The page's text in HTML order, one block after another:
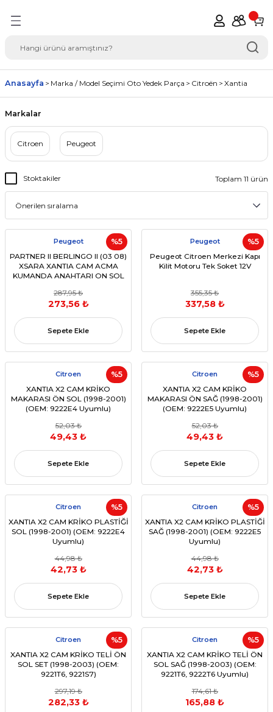
Seçimi Oto Yedek
Anasayfa Marka / Model Seçimi Oto Yedek Parça Citroën Xantia
Markalar
Citroen Peugeot
Stoktakiler Toplam 11 ürün
%5
Peugeot
PARTNER II BERLINGO II (03 08)
XSARA XANTIA CAM ACMA
KUMANDA ANAHTARI ON SOL
287,95 ₺
273,56 ₺
Sepete Ekle
%5
Peugeot
Peugeot Citroen Merkezi Kapı
Kilit Motoru Tek Soket 12V
355,35 ₺
337,58 ₺
Sepete Ekle
%5
Citroen
XANTIA X2 CAM KRİKO
MAKARASI ÖN SOL (1998-2001)
(OEM: 9222E4 Uyumlu)
52,03 ₺
49,43 ₺
Sepete Ekle
%5
Citroen
XANTIA X2 CAM KRİKO
MAKARASI ÖN SAĞ (1998-2001)
(OEM: 9222E5 Uyumlu)
52,03 ₺
49,43 ₺
Sepete Ekle
%5
Citroen
XANTIA X2 CAM KRİKO PLASTİĞİ
SOL (1998-2001) (OEM: 9222E4
Uyumlu)
44,98 ₺
42,73 ₺
Sepete Ekle
%5
Citroen
XANTIA X2 CAM KRİKO PLASTİĞİ
SAĞ (1998-2001) (OEM: 9222E5
Uyumlu)
44,98 ₺
42,73 ₺
Sepete Ekle
%5
Citroen
XANTIA X2 CAM KRİKO TELİ ÖN
SOL SET (1998-2003) (OEM:
9221T6, 9221S7)
297,19 ₺
282,33 ₺
%5
Citroen
XANTIA X2 CAM KRİKO TELİ ÖN
SOL SAĞ (1998-2003) (OEM:
9221T6, 9222T6 Uyumlu)
174,61 ₺
165,88 ₺